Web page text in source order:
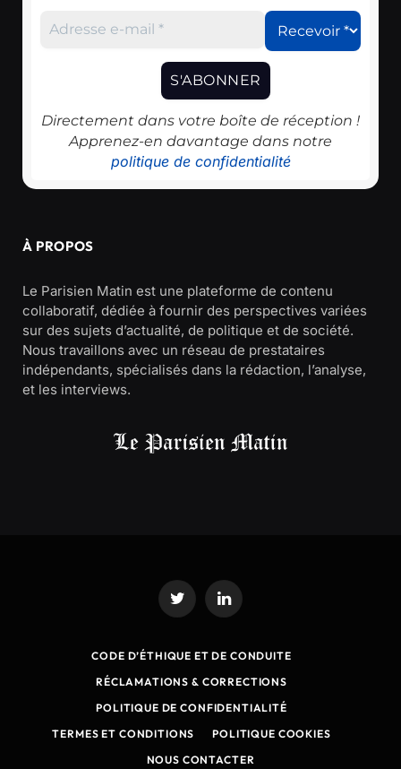
Directement dans votre boîte de réception !
Apprenez-en davantage dans notre
politique de confidentialité
À PROPOS
Le Parisien Matin est une plateforme de contenu
collaboratif, dédiée à fournir des perspectives variées
sur des sujets d’actualité, de politique et de société.
Nous travaillons avec un réseau de prestataires
indépendants, spécialisés dans la rédaction, l’analyse,
et les interviews.
Twitter LinkedIn
CODE D’ÉTHIQUE ET DE CONDUITE
RÉCLAMATIONS & CORRECTIONS
POLITIQUE DE CONFIDENTIALITÉ
TERMES ET CONDITIONS
POLITIQUE COOKIES
NOUS CONTACTER